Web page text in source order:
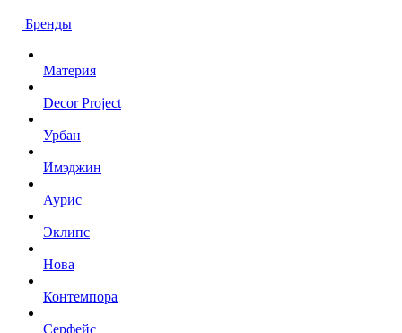
Бренды
Материя
Decor Project
Урбан
Имэджин
Аурис
Эклипс
Нова
Контемпора
Серфейс